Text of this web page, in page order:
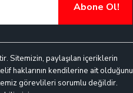
Abone Ol!
Sitemizin, paylaşılan içeriklerin
haklarının kendilerine ait olduğunu
görevlileri sorumlu değildir.